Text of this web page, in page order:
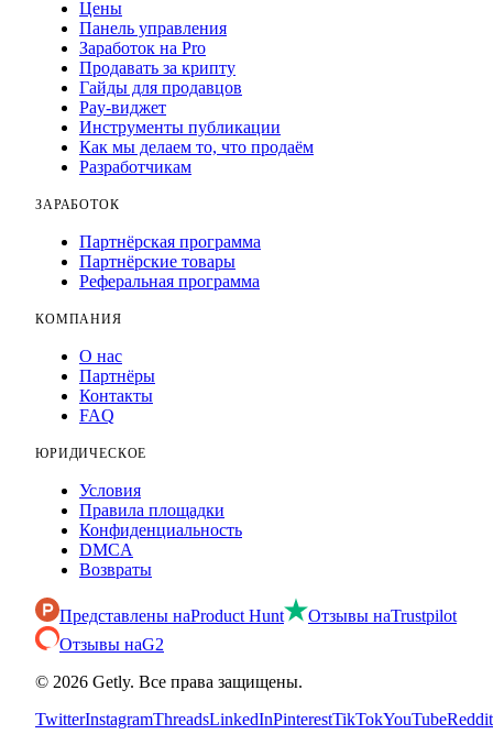
Цены
Панель управления
Заработок на Pro
Продавать за крипту
Гайды для продавцов
Pay-виджет
Инструменты публикации
Как мы делаем то, что продаём
Разработчикам
ЗАРАБОТОК
Партнёрская программа
Партнёрские товары
Реферальная программа
КОМПАНИЯ
О нас
Партнёры
Контакты
FAQ
ЮРИДИЧЕСКОЕ
Условия
Правила площадки
Конфиденциальность
DMCA
Возвраты
Представлены наProduct Hunt Отзывы наTrustpilot
Отзывы наG2
© 2026 Getly. Все права защищены.
TwitterInstagramThreadsLinkedInPinterestTikTokYouTubeReddit